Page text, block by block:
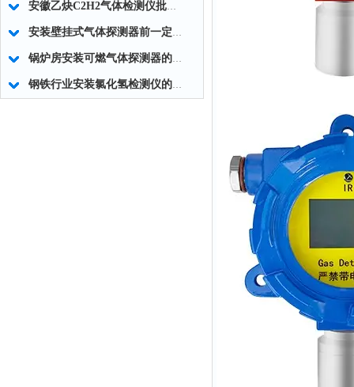
安徽乙炔C2H2气体检测仪批发代理
安装壁挂式气体探测器前一定要看的5条规则
锅炉房安装可燃气体探测器的原因
钢铁行业安装氯化氢检测仪的重要性